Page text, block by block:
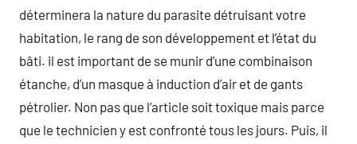
déterminera la nature du parasite détruisant votre
habitation, le rang de son développement et l’état du
bâti. il est important de se munir d’une combinaison
étanche, d’un masque à induction d’air et de gants
pétrolier. Non pas que l’article soit toxique mais parce
que le technicien y est confronté tous les jours. Puis, il